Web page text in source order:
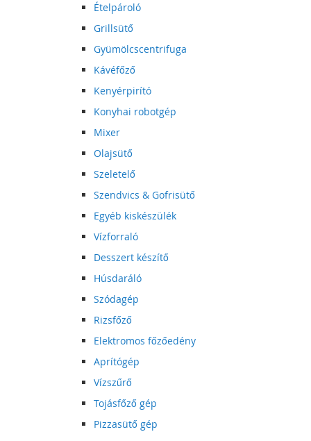
Ételpároló
Grillsütő
Gyümölcscentrifuga
Kávéfőző
Kenyérpirító
Konyhai robotgép
Mixer
Olajsütő
Szeletelő
Szendvics & Gofrisütő
Egyéb kiskészülék
Vízforraló
Desszert készítő
Húsdaráló
Szódagép
Rizsfőző
Elektromos főzőedény
Aprítógép
Vízszűrő
Tojásfőző gép
Pizzasütő gép